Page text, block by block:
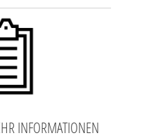
INFORMATIONEN